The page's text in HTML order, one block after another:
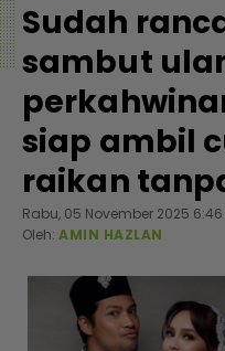
Sudah
sambut
siap ambil
raikan
Rabu, 05 November 2025 6:46
Oleh: AMIN HAZLAN